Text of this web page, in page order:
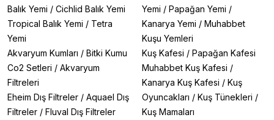
Balık Yemi / Cichlid Balık Yemi
Tropical Balık Yemi / Tetra
Yemi
Akvaryum Kumları / Bitki Kumu
Co2 Setleri / Akvaryum
Filtreleri
Eheim Dış Filtreler / Aquael Dış
Filtreler / Fluval Dış Filtreler
Yemi / Papağan Yemi /
Kanarya Yemi / Muhabbet
Kuşu Yemleri
Kuş Kafesi / Papağan Kafesi
Muhabbet Kuş Kafesi /
Kanarya Kuş Kafesi / Kuş
Oyuncakları / Kuş Tünekleri /
Kuş Mamaları